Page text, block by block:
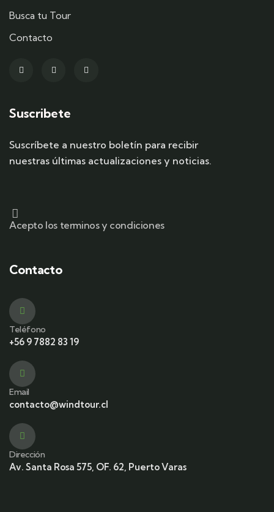
Busca tu Tour
Contacto
Suscribete
Suscríbete a nuestro boletín para recibir
nuestras últimas actualizaciones y noticias.
Acepto los terminos y condiciones
Contacto
Teléfono
+56 9 7882 83 19
Email
contacto@windtour.cl
Dirección
Av. Santa Rosa 575, OF. 62, Puerto Varas